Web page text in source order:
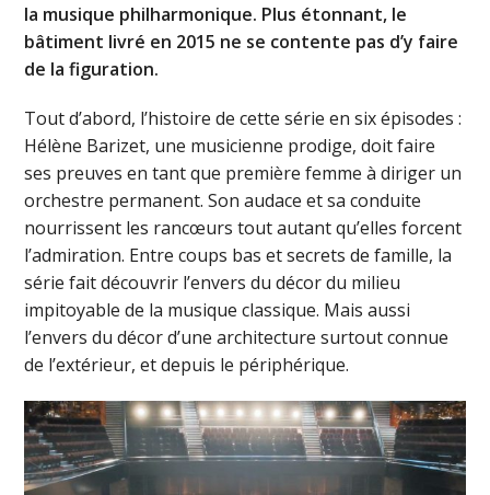
la musique philharmonique. Plus étonnant, le
bâtiment livré en 2015 ne se contente pas d’y faire
de la figuration.
Tout d’abord, l’histoire de cette série en six épisodes :
Hélène Barizet, une musicienne prodige, doit faire
ses preuves en tant que première femme à diriger un
orchestre permanent. Son audace et sa conduite
nourrissent les rancœurs tout autant qu’elles forcent
l’admiration. Entre coups bas et secrets de famille, la
série fait découvrir l’envers du décor du milieu
impitoyable de la musique classique. Mais aussi
l’envers du décor d’une architecture surtout connue
de l’extérieur, et depuis le périphérique.